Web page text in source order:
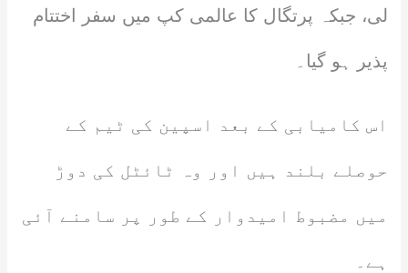
لی، جبکہ پرتگال کا عالمی کپ میں سفر اختتام
پذیر ہو گیا۔
اس کامیابی کے بعد اسپین کی ٹیم کے
حوصلے بلند ہیں اور وہ ٹائٹل کی دوڑ
میں مضبوط امیدوار کے طور پر سامنے آئی
ہے۔